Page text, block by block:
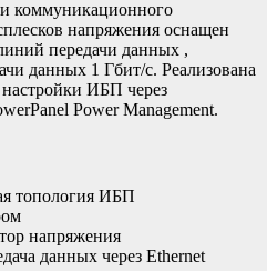
коммуникационного
напряжения оснащен
передачи данных ,
данных 1 Гбит/с. Реализована
ИБП через
Power Management.
топология ИБП
напряжения
данных через Ethernet